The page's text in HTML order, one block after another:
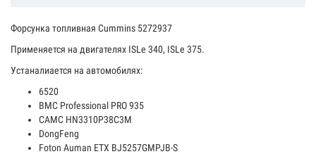
Форсунка топливная Сummins 5272937
Применяется на двигателях ISLe 340, ISLe 375.
Устаналиается на автомобилях:
6520
BMC Professional PRO 935
CAMC HN3310P38C3M
DongFeng
Foton Auman ETX BJ5257GMPJB-S